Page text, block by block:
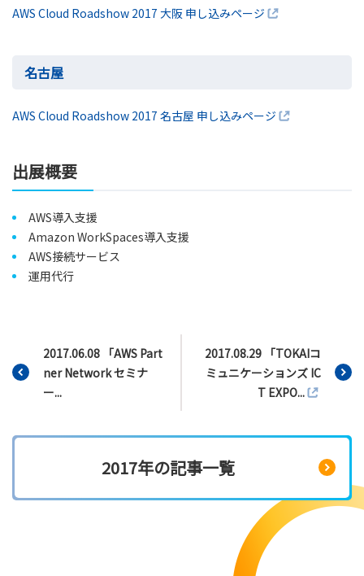
AWS Cloud Roadshow 2017 大阪 申し込みページ
名古屋
AWS Cloud Roadshow 2017 名古屋 申し込みページ
出展概要
AWS導入支援
Amazon WorkSpaces導入支援
AWS接続サービス
運用代行
2017.06.08 「AWS Part
ner Network セミナ
ー...
2017.08.29 「TOKAIコ
ミュニケーションズ IC
T EXPO...
2017年の記事一覧